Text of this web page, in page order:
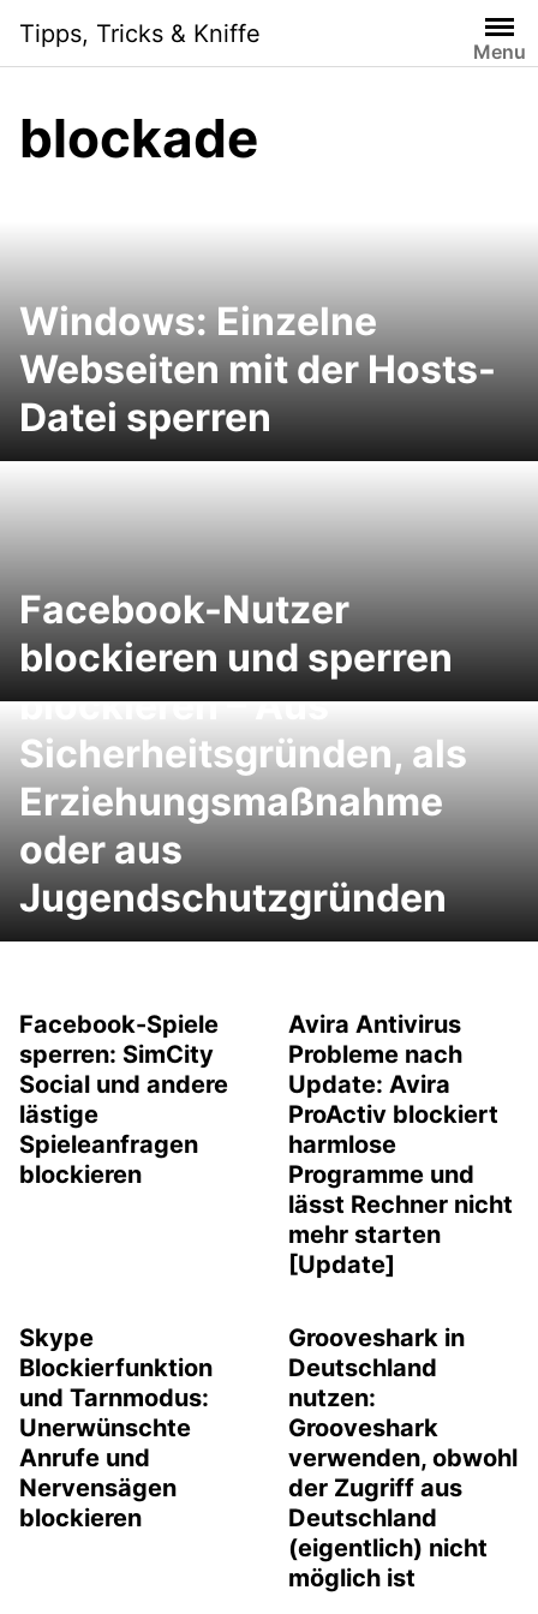
content
Tipps, Tricks & Kniffe
Menu
blockade
Windows: Einzelne
Webseiten mit der Hosts-
Datei sperren
Facebook-Nutzer
blockieren und sperren
Aufruf von Webadressen
blockieren – Aus
Sicherheitsgründen, als
Erziehungsmaßnahme
oder aus
Jugendschutzgründen
Facebook-Spiele
sperren: SimCity
Social und andere
lästige
Spieleanfragen
blockieren
Avira Antivirus
Probleme nach
Update: Avira
ProActiv blockiert
harmlose
Programme und
lässt Rechner nicht
mehr starten
[Update]
Skype
Blockierfunktion
und Tarnmodus:
Unerwünschte
Anrufe und
Nervensägen
blockieren
Grooveshark in
Deutschland
nutzen:
Grooveshark
verwenden, obwohl
der Zugriff aus
Deutschland
(eigentlich) nicht
möglich ist